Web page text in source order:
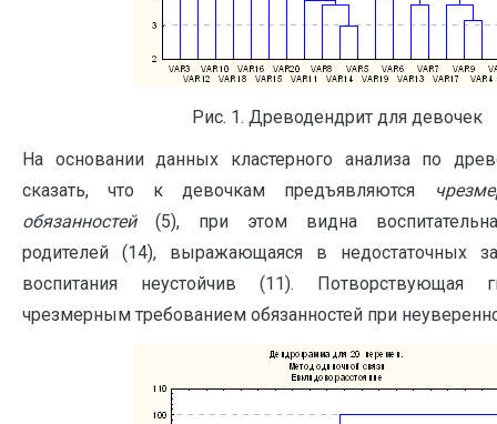
Рис. 1. Древодендрит для девочек
На основании данных кластерного анализа по
сказать, что к девочкам предъявляются
обязанностей(5), при этом видна
родителей (14), выражающаяся в недостаточных
воспитания неустойчив (11). Потворствующая
чрезмерным требованием обязанностей при